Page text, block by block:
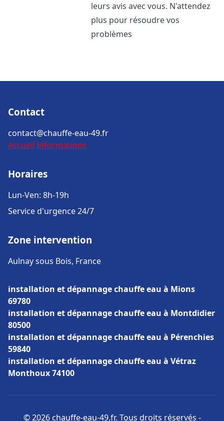
leurs avis avec vous. N'attendez
plus pour résoudre vos
problèmes
Contact
contact@chauffe-eau-49.fr
Accueil Informations
Horaires
Lun-Ven: 8h-19h
Service d'urgence 24/7
Zone intervention
Aulnay sous Bois, France
installation et dépannage chauffe eau à Mions
69780
installation et dépannage chauffe eau à Montdidier
80500
installation et dépannage chauffe eau à Pérenchies
59840
installation et dépannage chauffe eau à Vétraz
Monthoux 74100
© 2026 chauffe-eau-49.fr. Tous droits réservés -